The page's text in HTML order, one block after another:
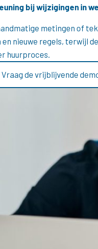
bij wijzigingen in
metingen of
nieuwe regels, terwijl
huurproces.
Vraag de vrijblijvende